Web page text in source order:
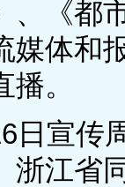
、《都
媒体和
。
宣传周
浙江省